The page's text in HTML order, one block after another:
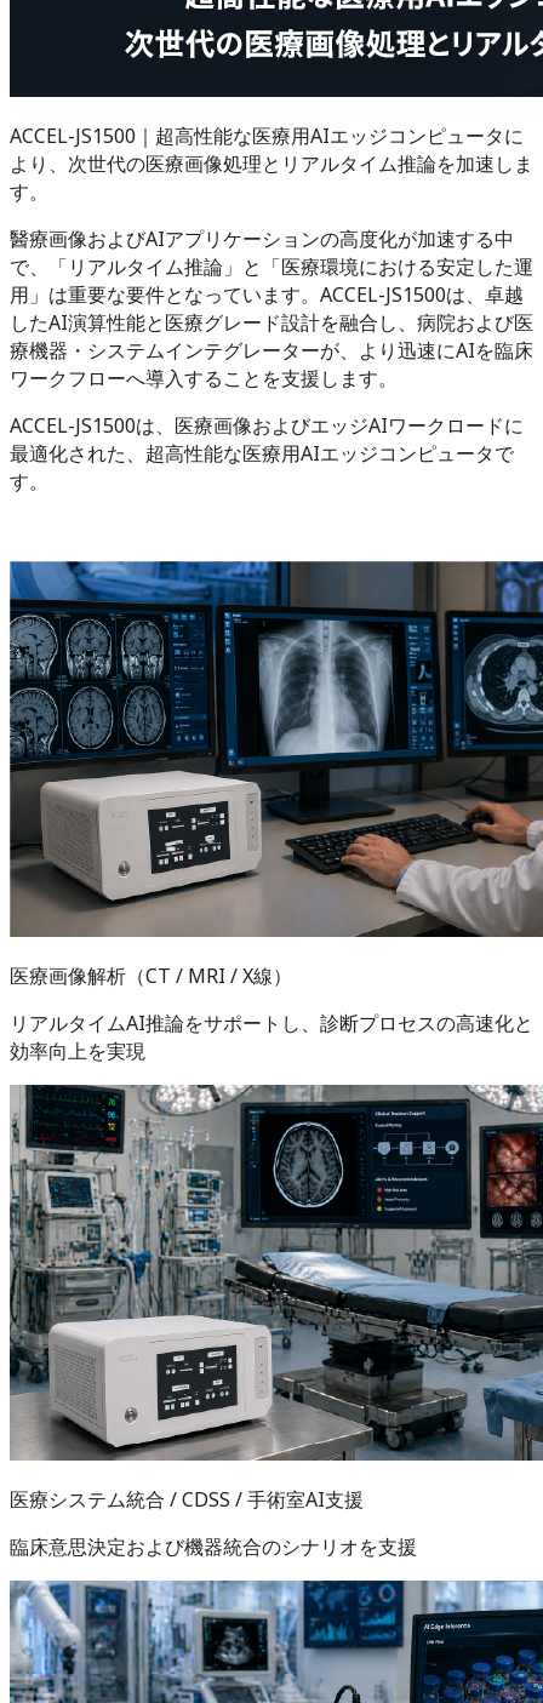
ACCEL-JS1500｜超高性能な医療用AIエッジコンピュータに
より、次世代の医療画像処理とリアルタイム推論を加速しま
す。
醫療画像およびAIアプリケーションの高度化が加速する中
で、「リアルタイム推論」と「医療環境における安定した運
用」は重要な要件となっています。ACCEL-JS1500は、卓越
したAI演算性能と医療グレード設計を融合し、病院および医
療機器・システムインテグレーターが、より迅速にAIを臨床
ワークフローへ導入することを支援します。
ACCEL-JS1500は、医療画像およびエッジAIワークロードに
最適化された、超高性能な医療用AIエッジコンピュータで
す。
医療画像解析（CT / MRI / X線）
リアルタイムAI推論をサポートし、診断プロセスの高速化と
効率向上を実現
医療システム統合 / CDSS / 手術室AI支援
臨床意思決定および機器統合のシナリオを支援